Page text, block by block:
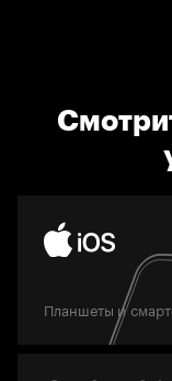
Планшеты и